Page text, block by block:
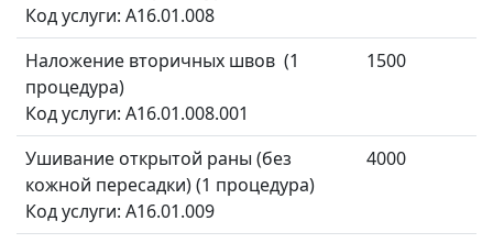
Код услуги: A16.01.008
Наложение вторичных швов (1
процедура)
Код услуги: A16.01.008.001
1500
Ушивание открытой раны (без
кожной пересадки) (1 процедура)
Код услуги: A16.01.009
4000